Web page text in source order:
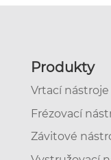
Produkty
Vrtací nástroje
Frézovací
Závitové